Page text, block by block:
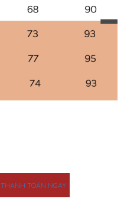
THANH TOÁN NGAY